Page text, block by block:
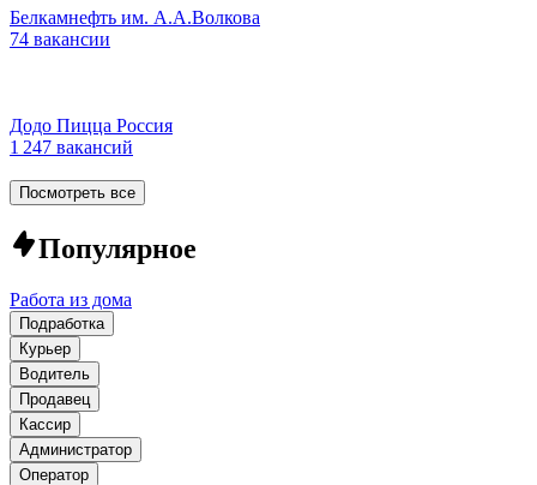
Белкамнефть им. А.А.Волкова
74 вакансии
Додо Пицца Россия
1 247 вакансий
Посмотреть все
Популярное
Работа из дома
Подработка
Курьер
Водитель
Продавец
Кассир
Администратор
Оператор